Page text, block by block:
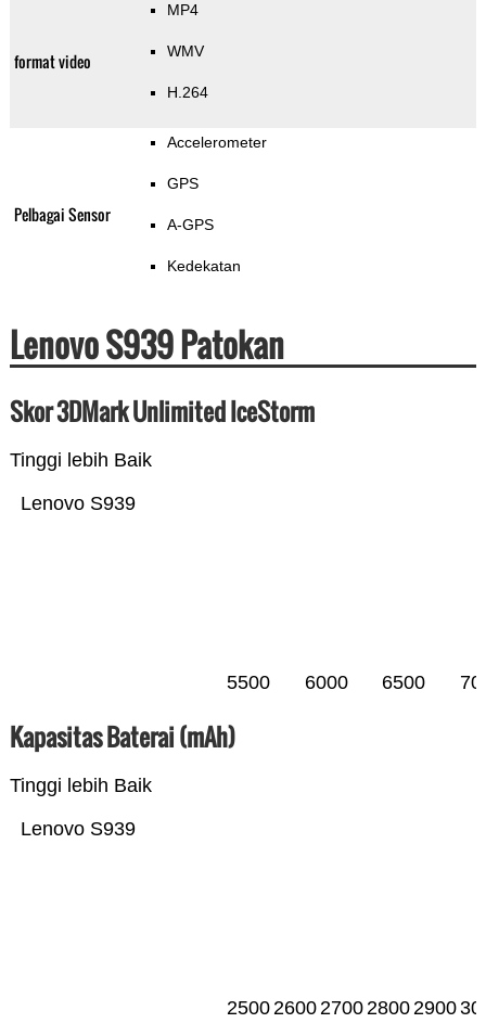
format video
MP4
WMV
H.264
Pelbagai Sensor
Accelerometer
GPS
A-GPS
Kedekatan
Lenovo S939 Patokan
Skor 3DMark Unlimited IceStorm
Tinggi lebih Baik
Lenovo S939
5500 6000 6500
Kapasitas Baterai (mAh)
Tinggi lebih Baik
Lenovo S939
25002600270028002900